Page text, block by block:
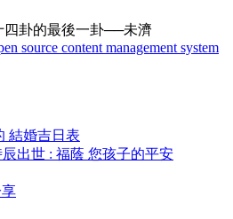
四卦的最後一卦──未濟
結婚吉日表
出世 : 福蔭 您孩子的平安